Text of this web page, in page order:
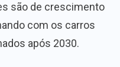
são de crescimento
com os carros
após 2030.